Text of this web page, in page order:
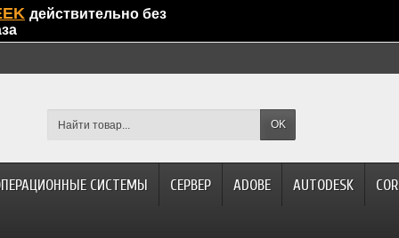
действительно без
OK
СИСТЕМЫ СЕРВЕР ADOBE AUTODESK